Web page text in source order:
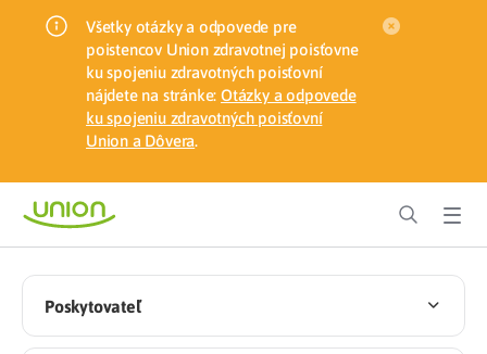
Všetky otázky a odpovede pre
poistencov Union zdravotnej poisťovne
ku spojeniu zdravotných poisťovní
nájdete na stránke: Otázky a odpovede
ku spojeniu zdravotných poisťovní
Union a Dôvera.
Poskytovateľ